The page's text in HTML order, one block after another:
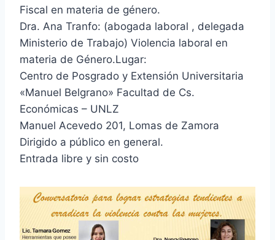
Fiscal en materia de género.
Dra. Ana Tranfo: (abogada laboral , delegada
Ministerio de Trabajo) Violencia laboral en
materia de Género.Lugar:
Centro de Posgrado y Extensión Universitaria
«Manuel Belgrano» Facultad de Cs.
Económicas – UNLZ
Manuel Acevedo 201, Lomas de Zamora
Dirigido a público en general.
Entrada libre y sin costo